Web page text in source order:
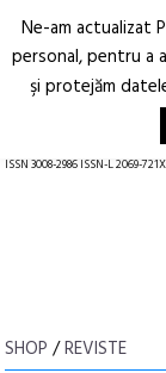
Arhitectură.
Oraș.
ISSN 3008-2986 ISSN-L 2069-721X
SHOP /REVISTE
Ne-am actualizat
personal, pentru a
şi protejăm